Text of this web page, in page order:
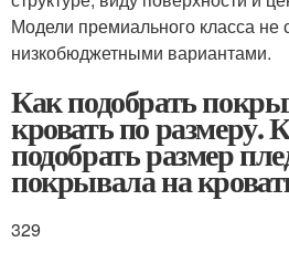
Модели премиального класса не
низкобюджетными вариантами.
Как подобрать
кровать по размеру.
подобрать размер
покрывала на
329